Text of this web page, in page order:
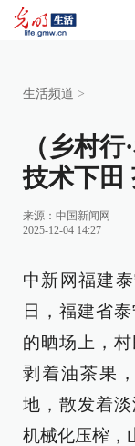
生活频道 >
（乡村
技术下田
来源： 中国新闻网
2025-12-04 14:27
中新网福建
日，福建省
的晒场上，
剥着油茶果
地，散发着
机械化压榨，